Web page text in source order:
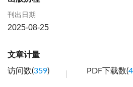
刊出日期
2025-08-25
文章计量
访问数(359) PDF下载数(